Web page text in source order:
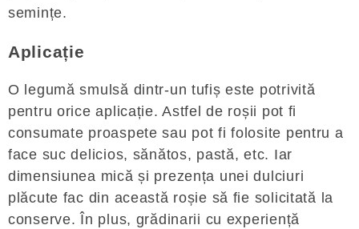
semințe.
Aplicație
O legumă smulsă dintr-un tufiș este potrivită
pentru orice aplicație. Astfel de roșii pot fi
consumate proaspete sau pot fi folosite pentru a
face suc delicios, sănătos, pastă, etc. Iar
dimensiunea mică și prezența unei dulciuri
plăcute fac din această roșie să fie solicitată la
conserve. În plus, grădinarii cu experiență